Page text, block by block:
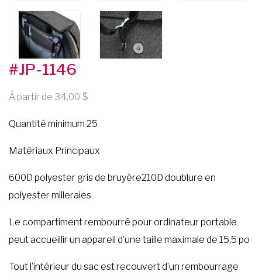
#JP-1146
À partir de 34.00
Quantité minimum 25
Matériaux Principaux
600D polyester gris de bruyère210D doublure en
polyester milleraies
Le compartiment rembourré pour ordinateur portable
peut accueillir un appareil d’une taille maximale de 15,5 po
Tout l’intérieur du sac est recouvert d’un rembourrage